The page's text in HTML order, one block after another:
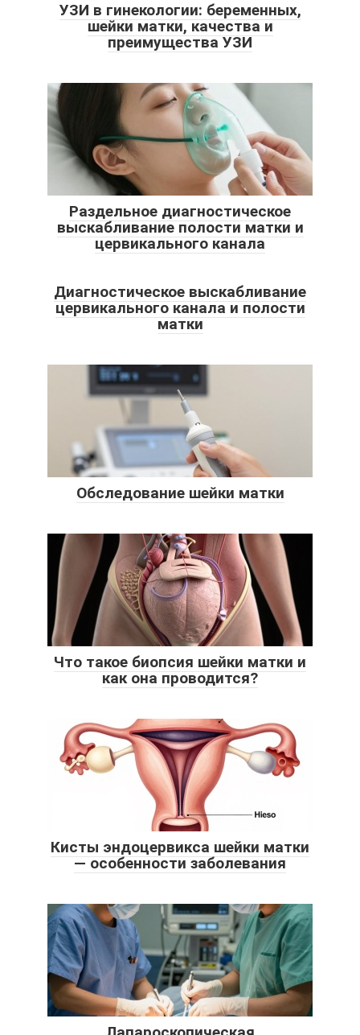
УЗИ в гинекологии: беременных,
шейки матки, качества и
преимущества УЗИ
Раздельное диагностическое
выскабливание полости матки и
цервикального канала
Диагностическое выскабливание
цервикального канала и полости
матки
Обследование шейки матки
Что такое биопсия шейки матки и
как она проводится?
Кисты эндоцервикса шейки матки
— особенности заболевания